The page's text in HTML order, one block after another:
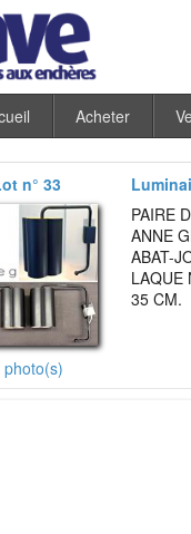
Acheter
n° 33
photo(s)
PAIRE
ANNE
ABAT-
LAQUE
35 CM.